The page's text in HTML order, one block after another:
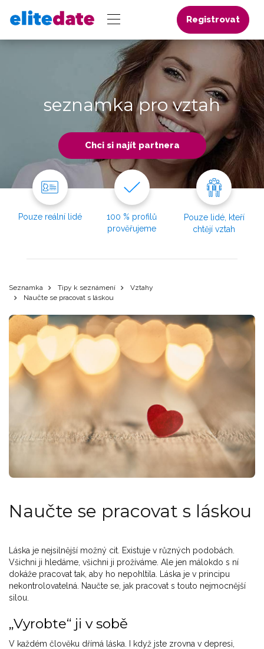
Registrovat
seznamka pro vztah
Chci si najít partnera
Pouze reální lidé
100 % profilů
prověřujeme
Pouze lidé, kteří
chtějí vztah
Seznamka Tipy k seznámení
Vztahy
Naučte se pracovat s láskou
Naučte se pracovat s láskou
Láska je nejsilnější možný cit. Existuje v různých podobách.
Všichni ji hledáme, všichni ji prožíváme. Ale jen málokdo s ní
dokáže pracovat tak, aby ho nepohltila. Láska je v principu
nekontrolovatelná. Naučte se, jak pracovat s touto nejmocnější
silou.
„Vyrobte“ ji v sobě
V každém člověku dřímá láska. I když jste zrovna v depresi,